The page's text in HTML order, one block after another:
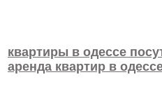
квартиры в одессе
аренда квартир в